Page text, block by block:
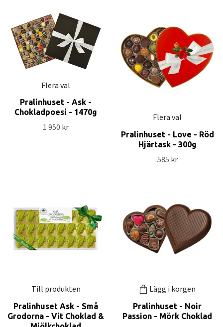
Flera val
Pralinhuset - Ask -
Chokladpoesi - 1470g
1 950 kr
Flera val
Pralinhuset - Love - Röd
Hjärtask - 300g
585 kr
Till produkten
Pralinhuset Ask - Små
Grodorna - Vit Choklad &
Lägg i korgen
Pralinhuset - Noir
Passion - Mörk Choklad